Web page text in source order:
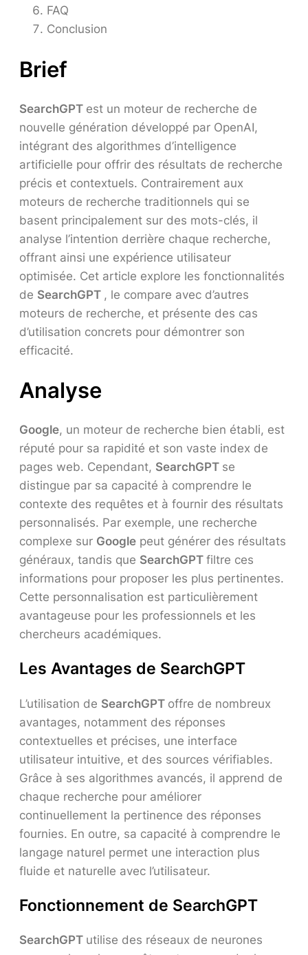
FAQ
Conclusion
Brief
SearchGPT est un moteur de recherche de
nouvelle génération développé par OpenAI,
intégrant des algorithmes d’intelligence
artificielle pour offrir des résultats de recherche
précis et contextuels. Contrairement aux
moteurs de recherche traditionnels qui se
basent principalement sur des mots-clés, il
analyse l’intention derrière chaque recherche,
offrant ainsi une expérience utilisateur
optimisée. Cet article explore les fonctionnalités
de SearchGPT , le compare avec d’autres
moteurs de recherche, et présente des cas
d’utilisation concrets pour démontrer son
efficacité.
Analyse
Google, un moteur de recherche bien établi, est
réputé pour sa rapidité et son vaste index de
pages web. Cependant, SearchGPT se
distingue par sa capacité à comprendre le
contexte des requêtes et à fournir des résultats
personnalisés. Par exemple, une recherche
complexe sur Google peut générer des résultats
généraux, tandis que SearchGPT filtre ces
informations pour proposer les plus pertinentes.
Cette personnalisation est particulièrement
avantageuse pour les professionnels et les
chercheurs académiques.
Les Avantages de SearchGPT
L’utilisation de SearchGPT offre de nombreux
avantages, notamment des réponses
contextuelles et précises, une interface
utilisateur intuitive, et des sources vérifiables.
Grâce à ses algorithmes avancés, il apprend de
chaque recherche pour améliorer
continuellement la pertinence des réponses
fournies. En outre, sa capacité à comprendre le
langage naturel permet une interaction plus
fluide et naturelle avec l’utilisateur.
Fonctionnement de SearchGPT
SearchGPT utilise des réseaux de neurones